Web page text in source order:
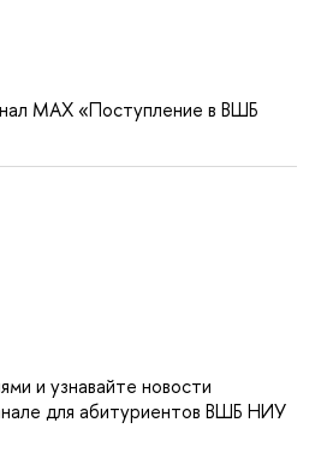
MAX «Поступление в ВШБ
и узнавайте новости
для абитуриентов ВШБ НИУ